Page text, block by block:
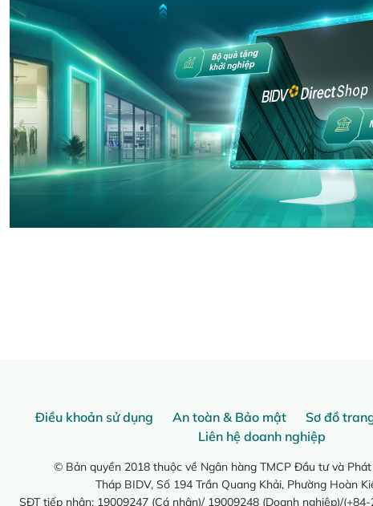
Điều khoản sử dụng An toàn & Bảo mật Sơ đồ
Liên hệ doanh nghiệp
© Bản quyền 2018 thuộc về Ngân hàng TMCP Đầu tư và
Tháp BIDV, Số 194 Trần Quang Khải, Phường Hoàn
SĐT tiếp nhận: 19009247 (Cá nhân)/ 19009248 (Doanh nghiệp)/